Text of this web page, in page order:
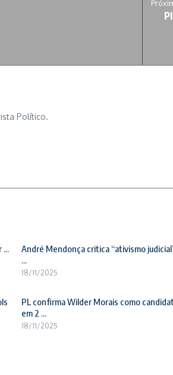
Político.
...
André Mendonça critica “ativismo
...
18/11/2025
PL confirma Wilder Morais como
em 2 ...
18/11/2025